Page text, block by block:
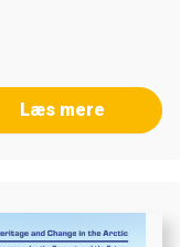
Læs mere